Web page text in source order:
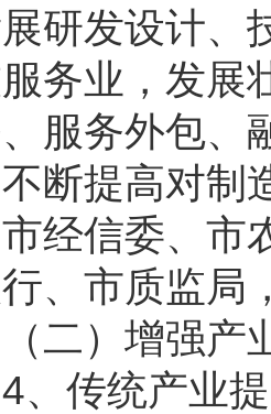
研发设计、
务业，发展
服务外包、
断提高对制
经信委、市
、市质监局
）增强产
统产业提